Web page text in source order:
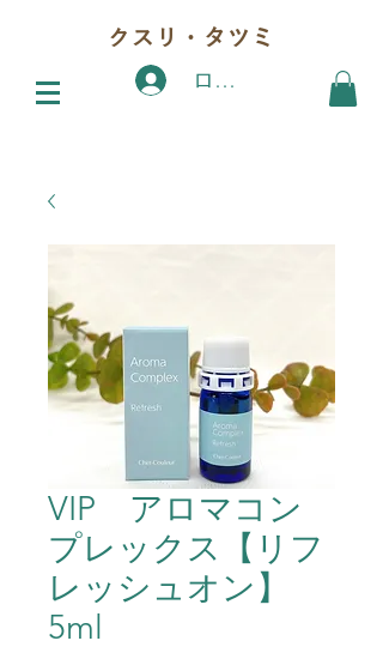
クスリ・タツミ
ログイン
VIP アロマコン
プレックス【リフ
レッシュオン】
5ml